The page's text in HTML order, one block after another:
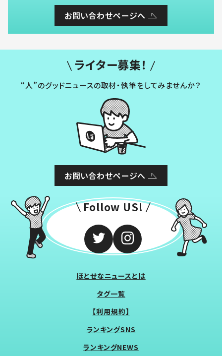
お問い合わせページへ
ライター募集！
“人”のグッドニュースの取材・執筆をしてみませんか？
お問い合わせページへ
Follow US!
ほとせなニュースとは
タグ一覧
【利用規約】
ランキングSNS
ランキングNEWS